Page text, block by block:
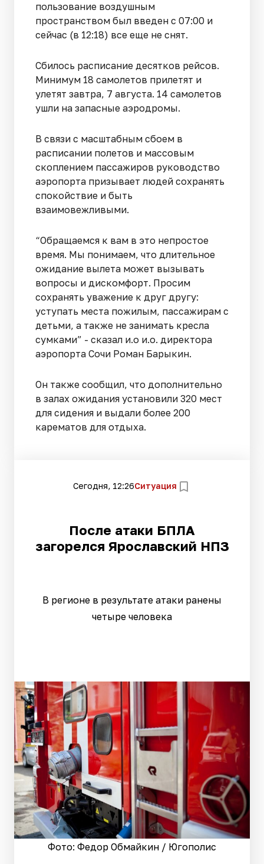
пользование воздушным
пространством был введен с 07:00 и
сейчас (в 12:18) все еще не снят.
Сбилось расписание десятков рейсов.
Минимум 18 самолетов прилетят и
улетят завтра, 7 августа. 14 самолетов
ушли на запасные аэродромы.
В связи с масштабным сбоем в
расписании полетов и массовым
скоплением пассажиров руководство
аэропорта призывает людей сохранять
спокойствие и быть
взаимовежливыми.
“Обращаемся к вам в это непростое
время. Мы понимаем, что длительное
ожидание вылета может вызывать
вопросы и дискомфорт. Просим
сохранять уважение к друг другу:
уступать места пожилым, пассажирам с
детьми, а также не занимать кресла
сумками” - сказал и.о и.о. директора
аэропорта Сочи Роман Барыкин.
Он также сообщил, что дополнительно
в залах ожидания установили 320 мест
для сидения и выдали более 200
карематов для отдыха.
Сегодня, 12:26Ситуация
После атаки БПЛА
загорелся Ярославский НПЗ
В регионе в результате атаки ранены
четыре человека
Фото: Федор Обмайкин / Югополис